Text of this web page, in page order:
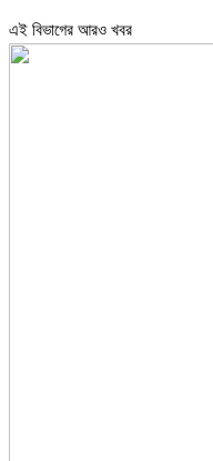
এই বিভাগের আরও খবর